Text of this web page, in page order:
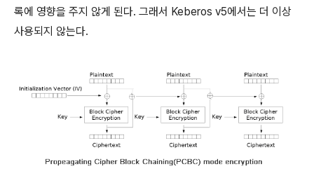
록에 영향을 주지 않게 된다. 그래서 Keberos v5에서는 더 이상
사용되지 않는다.